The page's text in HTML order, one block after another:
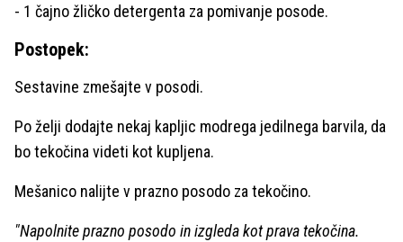
- 1 čajno žličko detergenta za pomivanje posode.
Postopek:
Sestavine zmešajte v posodi.
Po želji dodajte nekaj kapljic modrega jedilnega barvila, da
bo tekočina videti kot kupljena.
Mešanico nalijte v prazno posodo za tekočino.
"Napolnite prazno posodo in izgleda kot prava tekočina.